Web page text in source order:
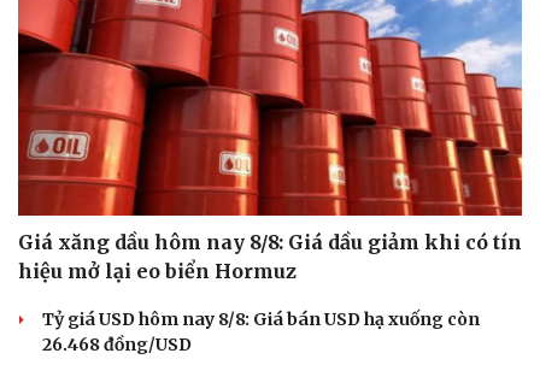
Giá xăng dầu hôm nay 8/8: Giá dầu giảm khi có tín
hiệu mở lại eo biển Hormuz
Tỷ giá USD hôm nay 8/8: Giá bán USD hạ xuống còn
26.468 đồng/USD